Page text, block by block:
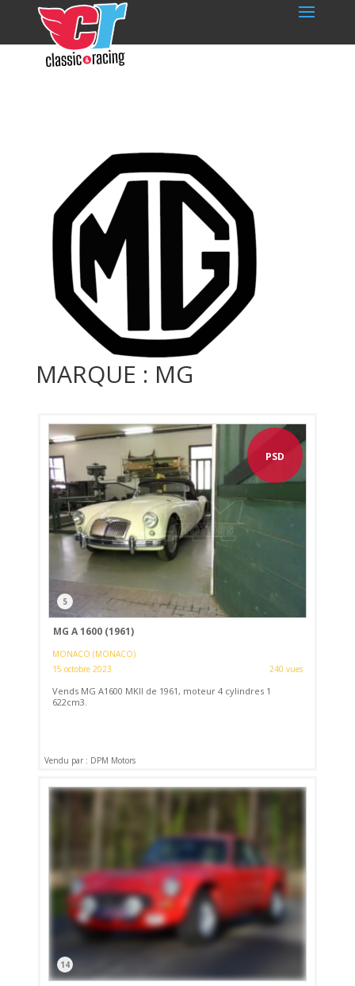
MARQUE : MG
PSD
5
MG A 1600 (1961)
MONACO (MONACO)
15 octobre 2023
240 vues
Vends MG A1600 MKII de 1961, moteur 4 cylindres 1
622cm3.
Vendu par : DPM Motors
14